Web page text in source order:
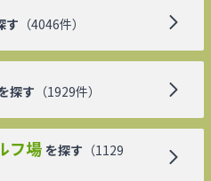
す （4046件）
探す （1929件）
フ場 を探す （1129